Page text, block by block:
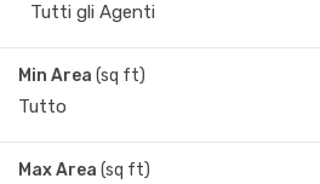
Tutti gli Agenti
Min Area (sq ft)
Max Area (sq ft)